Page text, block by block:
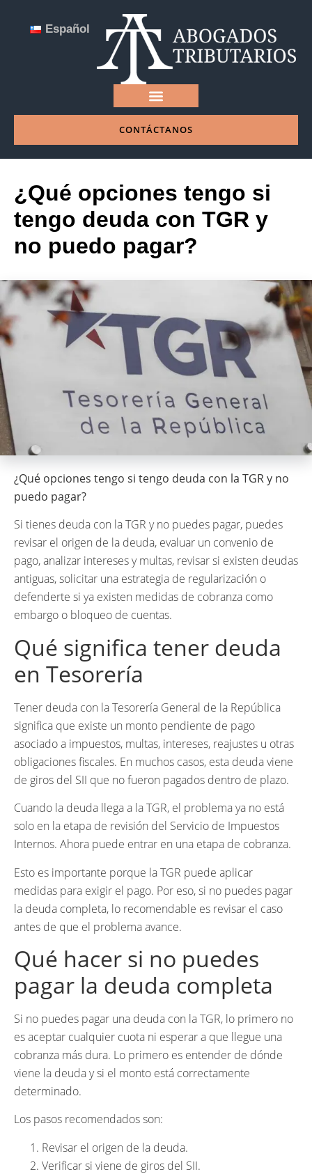
CONTÁCTANOS
Español
¿Qué opciones tengo si
tengo deuda con TGR y
no puedo pagar?
¿Qué opciones tengo si tengo deuda con la TGR y no
puedo pagar?
Si tienes deuda con la TGR y no puedes pagar, puedes
revisar el origen de la deuda, evaluar un convenio de
pago, analizar intereses y multas, revisar si existen deudas
antiguas, solicitar una estrategia de regularización o
defenderte si ya existen medidas de cobranza como
embargo o bloqueo de cuentas.
Qué significa tener deuda
en Tesorería
Tener deuda con la Tesorería General de la República
significa que existe un monto pendiente de pago
asociado a impuestos, multas, intereses, reajustes u otras
obligaciones fiscales. En muchos casos, esta deuda viene
de giros del SII que no fueron pagados dentro de plazo.
Cuando la deuda llega a la TGR, el problema ya no está
solo en la etapa de revisión del Servicio de Impuestos
Internos. Ahora puede entrar en una etapa de cobranza.
Esto es importante porque la TGR puede aplicar
medidas para exigir el pago. Por eso, si no puedes pagar
la deuda completa, lo recomendable es revisar el caso
antes de que el problema avance.
Qué hacer si no puedes
pagar la deuda completa
Si no puedes pagar una deuda con la TGR, lo primero no
es aceptar cualquier cuota ni esperar a que llegue una
cobranza más dura. Lo primero es entender de dónde
viene la deuda y si el monto está correctamente
determinado.
Los pasos recomendados son:
Revisar el origen de la deuda.
Verificar si viene de giros del SII.